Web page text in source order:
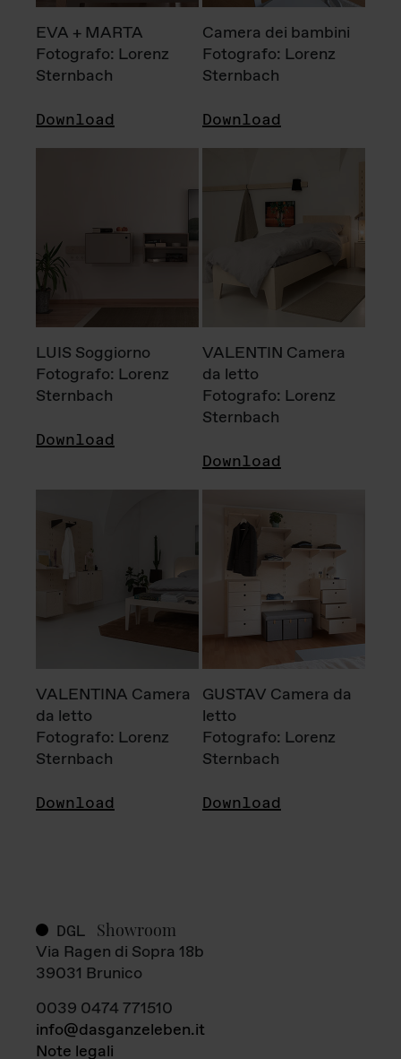
EVA + MARTA
Fotografo: Lorenz
Sternbach
Download
Camera dei bambini
Fotografo: Lorenz
Sternbach
Download
LUIS Soggiorno
Fotografo: Lorenz
Sternbach
Download
VALENTIN Camera
da letto
Fotografo: Lorenz
Sternbach
Download
VALENTINA Camera
da letto
Fotografo: Lorenz
Sternbach
Download
GUSTAV Camera da
letto
Fotografo: Lorenz
Sternbach
Download
DGL Showroom
Via Ragen di Sopra 18b
39031 Brunico
0039 0474 771510
info@dasganzeleben.it
Note legali